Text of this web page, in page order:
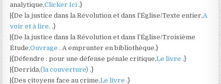
analytique,Clicker Ici .}
|{De la justice dans la Révolution et dans l’Église/Texte entier,A
voir et à lire. .}
|{De la justice dans la Révolution et dans l’Église/Troisième
Étude,Ouvrage . A emprunter en bibliothèque.}
|{Défendre : pour une défense pénale critique,Le livre .}
|{Derrida,(la couverture) .}
|{Des citoyens face au crime,Le livre .}